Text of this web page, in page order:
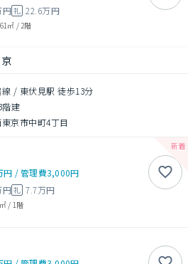
円礼 22.6万円
㎡ / 2階
/ 東伏見駅 徒歩13分
階建
京市中町4丁目
円 /管理費3,000円
円礼 7.7万円
/ 1階